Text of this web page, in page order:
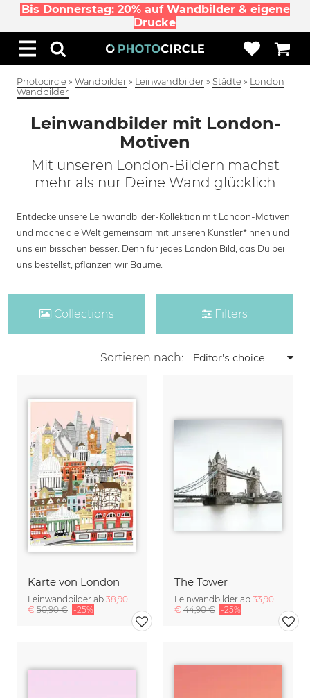
Bis Donnerstag: 20% auf Wandbilder & eigene
Drucke
Photocircle » Wandbilder » Leinwandbilder » Städte » London
Wandbilder
Leinwandbilder mit London-
Motiven
Mit unseren London-Bildern machst
mehr als nur Deine Wand glücklich
Entdecke unsere Leinwandbilder-Kollektion mit London-Motiven
und mache die Welt gemeinsam mit unseren Künstler*innen und
uns ein bisschen besser. Denn für jedes London Bild, das Du bei
uns bestellst, pflanzen wir Bäume.
Collections Filters
Sortieren nach:
Karte von London
Leinwandbilder ab 38,90
€ 50,90 € -25%
The Tower
Leinwandbilder ab 33,90
€ 44,90 € -25%